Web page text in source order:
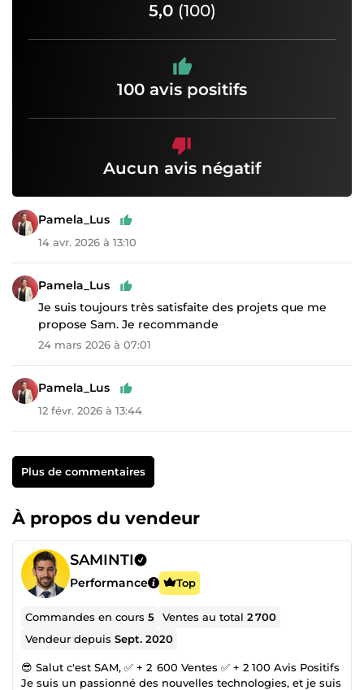
5,0 (100)
100 avis positifs
Aucun avis négatif
Pamela_Lus
14 avr. 2026 à 13:10
Pamela_Lus
Je suis toujours très satisfaite des projets que me
propose Sam. Je recommande
24 mars 2026 à 07:01
Pamela_Lus
12 févr. 2026 à 13:44
Plus de commentaires
À propos du vendeur
SAMINTI
Performance Top
Commandes en cours5 Ventes au total2 700
Vendeur depuisSept. 2020
😎 Salut c'est SAM, ✅ + 2 600 Ventes ✅ + 2 100 Avis Positifs
Je suis un passionné des nouvelles technologies, et je suis